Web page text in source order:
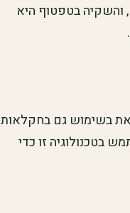
והשקיה בטפטוף היא
בשימוש גם בחקלאות
בטכנולוגיה זו כדי